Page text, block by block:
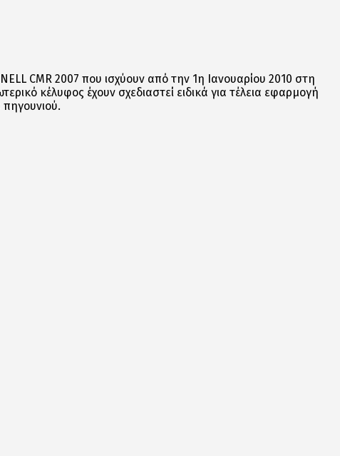
CMR 2007 που ισχύουν από την 1η Ιανουαρίου 2010 στη
κέλυφος έχουν σχεδιαστεί ειδικά για τέλεια εφαρμογή